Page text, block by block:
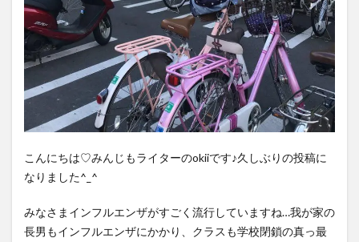
こんにちは︎♡みんじもライターのokiiです♪久しぶりの投稿に
なりました^_^
みなさまインフルエンザがすごく流行していますね…我が家の
長男もインフルエンザにかかり、クラスも学校閉鎖の真っ最